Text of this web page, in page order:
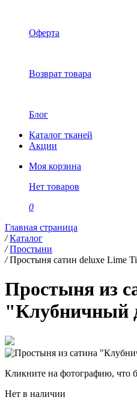
Оферта
Возврат товара
Блог
Каталог тканей
Акции
Моя корзина
Нет товаров
0
Главная страница
/ Каталог
/ Простыни
/ Простыня сатин deluxe Lime
Простыня из
"Клубничный
Кликните на фотографию, что
Нет в наличии